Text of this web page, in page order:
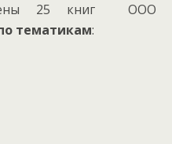
25 книг ООО
тематикам: